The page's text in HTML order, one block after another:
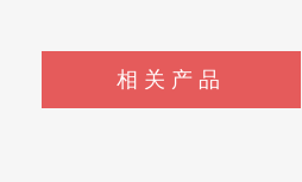
相关产品